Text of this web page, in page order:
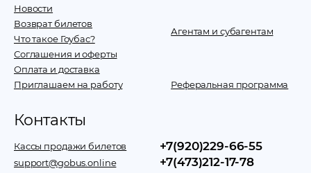
Новости
Возврат билетов
Что такое Гоубас?
Соглашения и оферты
Оплата и доставка
Приглашаем на работу
Агентам и субагентам
Реферальная программа
Контакты
Кассы продажи билетов
support@gobus.online
+7(920)229-66-55
+7(473)212-17-78